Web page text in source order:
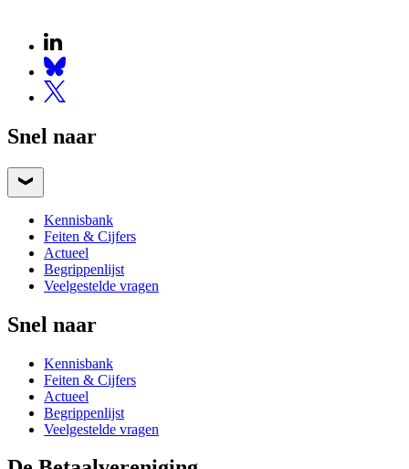
Snel naar
Kennisbank
Feiten & Cijfers
Actueel
Begrippenlijst
Veelgestelde vragen
Snel naar
Kennisbank
Feiten & Cijfers
Actueel
Begrippenlijst
Veelgestelde vragen